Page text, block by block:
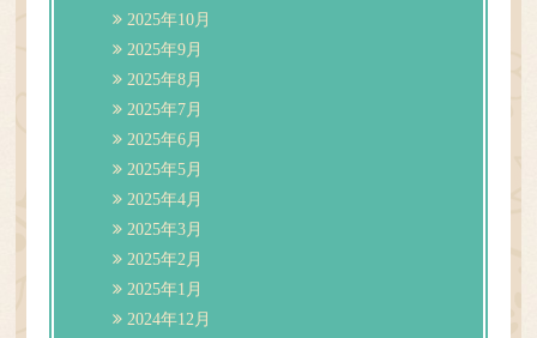
2025年10月
2025年9月
2025年8月
2025年7月
2025年6月
2025年5月
2025年4月
2025年3月
2025年2月
2025年1月
2024年12月